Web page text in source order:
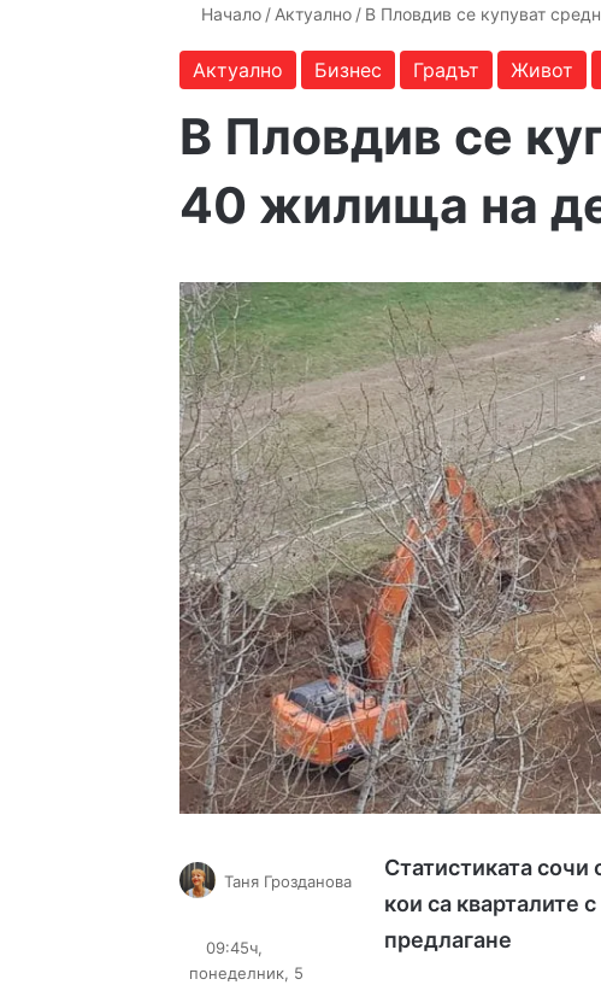
Начало / Актуално / В Пловдив се купуват
Актуално Бизнес Градът Живот
В Пловдив се
40 жилища на
Статистиката
кои са кварталите
предлагане
Таня Грозданова
X email
09:45ч,
понеделник, 5